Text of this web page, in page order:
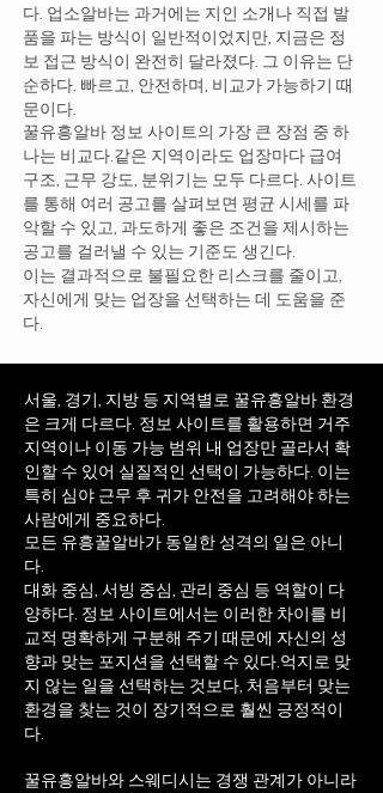
다. 업소알바는 과거에는 지인 소개나 직접 발
품을 파는 방식이 일반적이었지만, 지금은 정
보 접근 방식이 완전히 달라졌다. 그 이유는 단
순하다. 빠르고, 안전하며, 비교가 가능하기 때
문이다.
꿀유흥알바 정보 사이트의 가장 큰 장점 중 하
나는 비교다.같은 지역이라도 업장마다 급여
구조, 근무 강도, 분위기는 모두 다르다. 사이트
를 통해 여러 공고를 살펴보면 평균 시세를 파
악할 수 있고, 과도하게 좋은 조건을 제시하는
공고를 걸러낼 수 있는 기준도 생긴다.
이는 결과적으로 불필요한 리스크를 줄이고,
자신에게 맞는 업장을 선택하는 데 도움을 준
다.
서울, 경기, 지방 등 지역별로 꿀유흥알바 환경
은 크게 다르다. 정보 사이트를 활용하면 거주
지역이나 이동 가능 범위 내 업장만 골라서 확
인할 수 있어 실질적인 선택이 가능하다. 이는
특히 심야 근무 후 귀가 안전을 고려해야 하는
사람에게 중요하다.
모든 유흥꿀알바가 동일한 성격의 일은 아니
다.
대화 중심, 서빙 중심, 관리 중심 등 역할이 다
양하다. 정보 사이트에서는 이러한 차이를 비
교적 명확하게 구분해 주기 때문에 자신의 성
향과 맞는 포지션을 선택할 수 있다. 억지로 맞
지 않는 일을 선택하는 것보다, 처음부터 맞는
환경을 찾는 것이 장기적으로 훨씬 긍정적이
다.
꿀유흥알바와 스웨디시는 경쟁 관계가 아니라